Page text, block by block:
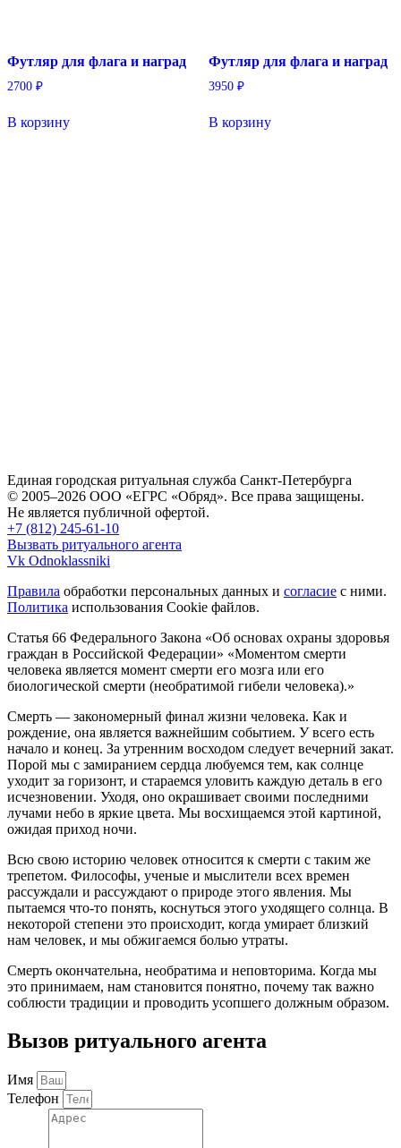
Футляр для флага и наград
2700 ₽
В корзину
Футляр для флага и наград
3950 ₽
В корзину
Единая городская ритуальная служба Санкт-Петербурга
© 2005–2026 ООО «ЕГРС «Обряд». Все права защищены.
Не является публичной офертой.
+7 (812) 245-61-10
Вызвать ритуального агента
Vk Odnoklassniki
Правила обработки персональных данных и согласие с ними.
Политика использования Cookie файлов.
Статья 66 Федерального Закона «Об основах охраны здоровья
граждан в Российской Федерации» «Моментом смерти
человека является момент смерти его мозга или его
биологической смерти (необратимой гибели человека).»
Смерть — закономерный финал жизни человека. Как и
рождение, она является важнейшим событием. У всего есть
начало и конец. За утренним восходом следует вечерний закат.
Порой мы с замиранием сердца любуемся тем, как солнце
уходит за горизонт, и стараемся уловить каждую деталь в его
исчезновении. Уходя, оно окрашивает своими последними
лучами небо в яркие цвета. Мы восхищаемся этой картиной,
ожидая приход ночи.
Всю свою историю человек относится к смерти с таким же
трепетом. Философы, ученые и мыслители всех времен
рассуждали и рассуждают о природе этого явления. Мы
пытаемся что-то понять, коснуться этого уходящего солнца. В
некоторой степени это происходит, когда умирает близкий
нам человек, и мы обжигаемся болью утраты.
Смерть окончательна, необратима и неповторима. Когда мы
это принимаем, нам становится понятно, почему так важно
соблюсти традиции и проводить усопшего должным образом.
Вызов ритуального агента
Имя
Телефон